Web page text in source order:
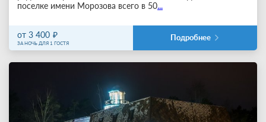
поселке имени Морозова всего в 50...
от 3 400
ЗА НОЧЬ ДЛЯ 1 ГОСТЯ
Подробнее